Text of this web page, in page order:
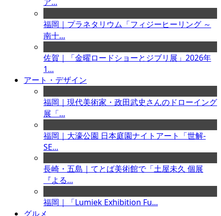
福岡｜プラネタリウム「フィジーヒーリング ～
南十...
佐賀｜「金曜ロードショーとジブリ展」2026年
1...
アート・デザイン
福岡｜現代美術家・政田武史さんのドローイング
展「...
福岡｜大濠公園 日本庭園ナイトアート「世解-
SE...
長崎・五島｜てとば美術館で「土屋未久 個展
『よる...
福岡｜「Lumiek Exhibition Fu...
グルメ